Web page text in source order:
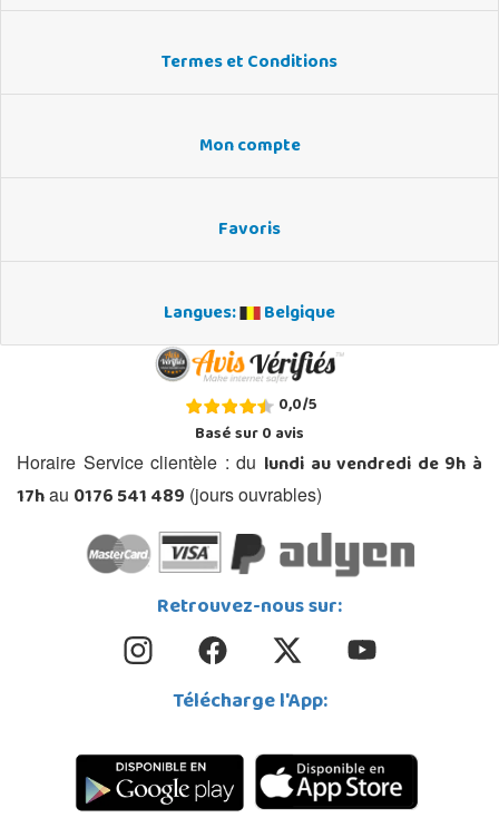
Termes et Conditions
Mon compte
Favoris
Langues: Belgique
0,0/5
Basé sur0avis
Horaire Service clientèle : du lundi au vendredi de 9h à
17hau 0176 541 489 (jours ouvrables)
Retrouvez-nous sur:
Télécharge l'App: